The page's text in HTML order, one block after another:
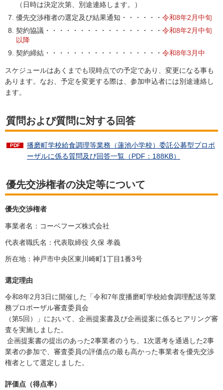
（日時は決定次第、別途連絡します。）
優先交渉権者の選定及び結果通知・・・・・・ 令和8年2月中旬
契約協議・・・・・・・・・・・・・・・・・ 令和8年2月中旬
以降
契約締結・・・・・・・・・・・・・・・・・ 令和8年3月中
スケジュールはあくまでも現時点での予定であり、変更になる事も
あります。なお、予定を変更する際は、参加申込者には別途連絡し
ます。
質問および質問に対する回答
播磨町学校給食調理等業務（蓮池小学校）委託公募型プロポ
ーザルに係る質問及び回答一覧（PDF：188KB）
優先交渉権者の決定等について
優先交渉権者
事業者名：コーベフーズ株式会社
代表者職氏名：代表取締役 久保 孝義
所在地：神戸市中央区東川崎町1丁目1番3号
選定理由
令和8年2月3日に開催した「令和7年度播磨町学校給食調理配送等業
務プロポーザル審査委員会
（第5回）」において、企画提案書及び企画提案に係るヒアリング審
査を実施しました。
企画提案書の提出のあった2事業者のうち、1次選考を通過した2事
業者の参加で、審査委員の評価点の最も高かった事業者を優先交渉
権者として選定しました。
評価点（得点率）